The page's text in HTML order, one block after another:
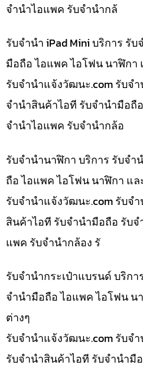
จำนำไอแพค รับจำนำกล้
รับจำนำ iPad Mini บริการ รั
มือถือ ไอแพค ไอโฟน นาฬิกา
รับจํานําแจ้งวัฒนะ.com รับจำ
จำนำสินค้าไอที รับจำนำมือถื
จำนำไอแพค รับจำนำกล้อ
รับจำนำนาฬิกา บริการ รับจ
ถือ ไอแพค ไอโฟน นาฬิกา แ
รับจํานําแจ้งวัฒนะ.com รับจ
สินค้าไอที รับจำนำมือถือ รับ
แพค รับจำนำกล้อง รั
รับจำนำกระเป๋าแบรนด์ บริก
จำนำมือถือ ไอแพค ไอโฟน น
ต่างๆ
รับจํานําแจ้งวัฒนะ.com รับจ
รับจำนำสินค้าไอที รับจำนำมื